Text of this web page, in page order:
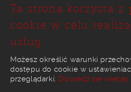
Ul. Narbutta 29
02-536 Warszawa
tel.: (+48 22) 646 36
e-mail:
realizacja:Ideo
Ta strona korzysta z
cookie w celu
usług.
Możesz określić warunki
dostępu do cookie w
przeglądarki. Dowiedz się więcej